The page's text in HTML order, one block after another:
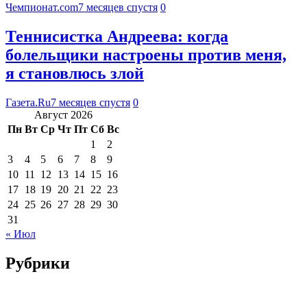
Чемпионат.com7 месяцев спустя 0
Теннисистка Андреева: когда
болельщики настроены против меня,
я становлюсь злой
Газета.Ru7 месяцев спустя 0
Август 2026
Пн Вт Ср Чт Пт Сб Вс
1
2
3
4 5 6 7 8
9
10 11 12 13 14 15 16
17 18 19 20 21 22 23
24 25 26 27 28 29 30
31
« Июл
Рубрики